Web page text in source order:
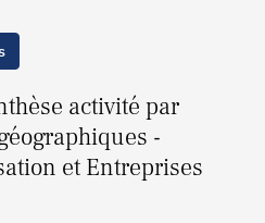
activité par
-
et Entreprises